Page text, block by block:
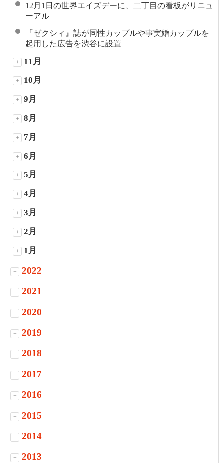
12月1日の世界エイズデーに、二丁目の看板がリニュ
ーアル
『ゼクシィ』誌が同性カップルや事実婚カップルを
起用した広告を渋谷に設置
+ 11月
+ 10月
+ 9月
+ 8月
+ 7月
+ 6月
+ 5月
+ 4月
+ 3月
+ 2月
+ 1月
+ 2022
+ 2021
+ 2020
+ 2019
+ 2018
+ 2017
+ 2016
+ 2015
+ 2014
+ 2013